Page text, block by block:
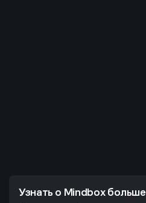
Узнать о Mindbox больше